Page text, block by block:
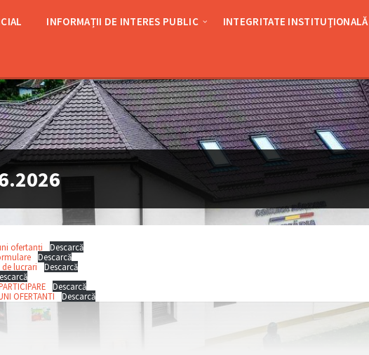
INFORMAȚII DE INTERES PUBLIC INTEGRITATE INSTITUŢIONALĂ
ofertanți
Descarcă
Descarcă
lucrari
Descarcă
Descarcă
OFERTANTI
Descarcă